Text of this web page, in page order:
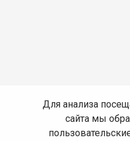
Для анализа
сайта мы